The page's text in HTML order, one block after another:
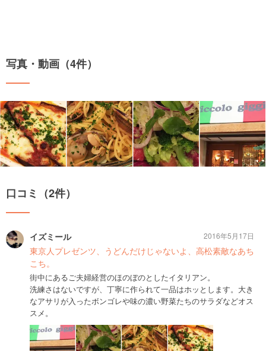
写真・動画（4件）
口コミ（2件）
イズミール
東京人プレゼンツ、うどんだけじゃないよ、高松素敵なあち
こち。
街中にあるご夫婦経営のほのぼのとしたイタリアン。
洗練さはないですが、丁寧に作られて一品はホッとします。大き
なアサリが入ったボンゴレや味の濃い野菜たちのサラダなどオス
スメ。
2016年5月17日